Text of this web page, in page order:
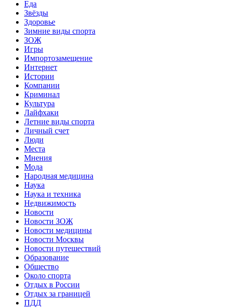
Еда
Звёзды
Здоровье
Зимние виды спорта
ЗОЖ
Игры
Импортозамещение
Интернет
Истории
Компании
Криминал
Культура
Лайфхаки
Летние виды спорта
Личный счет
Люди
Места
Мнения
Мода
Народная медицина
Наука
Наука и техника
Недвижимость
Новости
Новости ЗОЖ
Новости медицины
Новости Москвы
Новости путешествий
Образование
Общество
Около спорта
Отдых в России
Отдых за границей
ПДД